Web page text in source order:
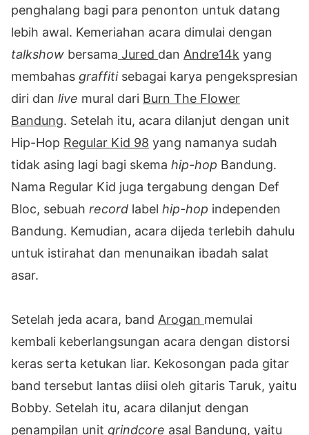
penghalang bagi para penonton untuk datang
lebih awal. Kemeriahan acara dimulai dengan
talkshow bersama Jured dan Andre14k yang
membahas graffitisebagai karya pengekspresian
diri dan live mural dari Burn The Flower
Bandung. Setelah itu, acara dilanjut dengan unit
Hip-Hop Regular Kid 98 yang namanya sudah
tidak asing lagi bagi skema hip-hop Bandung.
Nama Regular Kid juga tergabung dengan Def
Bloc, sebuah record label hip-hop independen
Bandung. Kemudian, acara dijeda terlebih dahulu
untuk istirahat dan menunaikan ibadah salat
asar.
Setelah jeda acara, band Arogan memulai
kembali keberlangsungan acara dengan distorsi
keras serta ketukan liar. Kekosongan pada gitar
band tersebut lantas diisi oleh gitaris Taruk, yaitu
Bobby. Setelah itu, acara dilanjut dengan
penampilan unit grindcore asal Bandung, yaitu